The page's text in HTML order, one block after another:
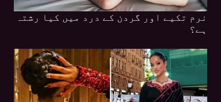
نرم تکیے اور گردن کے درد میں کیا رشتہ
ہے؟